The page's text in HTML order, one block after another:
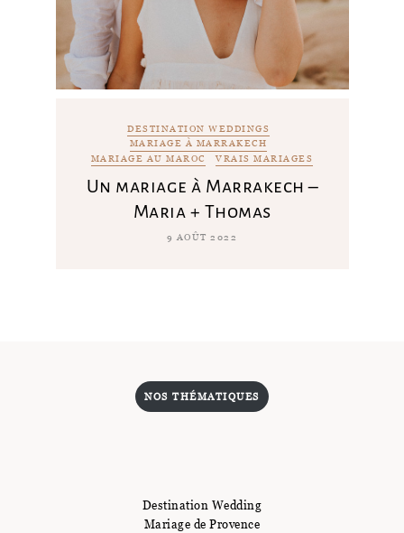
DESTINATION WEDDINGS
MARIAGE À MARRAKECH
MARIAGE AU MAROC
VRAIS MARIAGES
Un mariage à Marrakech –
Maria + Thomas
9 AOÛT 2022
NOS THÉMATIQUES
Destination Wedding
Mariage de Provence